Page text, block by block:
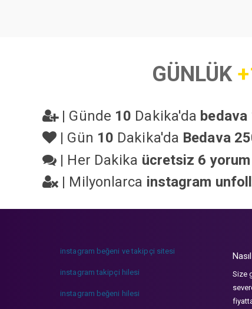
GÜNLÜK
| Günde 10 Dakika'da
| Gün 10 Dakika'da Bedava
| Her Dakika ücretsiz 6 yorum
| Milyonlarca instagram
instagram beğeni ve takipçi sitesi
instagram takipçi hilesi
instagram beğeni hilesi
Size